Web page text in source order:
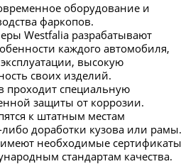
оборудование и
фаркопов.
Westfalia разрабатывают
каждого автомобиля,
высокую
своих изделий.
проходит специальную
защиты от коррозии.
к штатным местам
доработки кузова или рамы.
необходимые сертификаты
стандартам качества.